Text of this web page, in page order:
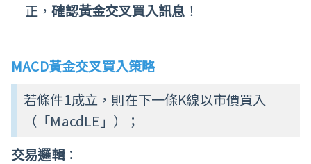
正，確認黃金交叉買入訊息 ！
MACD黃金交叉買入策略
若條件1成立，則在下一條K線以市價買入
（「MacdLE」）；
交易邏輯：